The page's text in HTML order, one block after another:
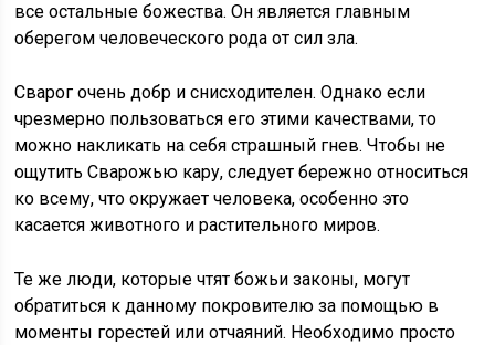
все остальные божества. Он является главным
оберегом человеческого рода от сил зла.
Сварог очень добр и снисходителен. Однако если
чрезмерно пользоваться его этими качествами, то
можно накликать на себя страшный гнев. Чтобы не
ощутить Сварожью кару, следует бережно относиться
ко всему, что окружает человека, особенно это
касается животного и растительного миров.
Те же люди, которые чтят божьи законы, могут
обратиться к данному покровителю за помощью в
моменты горестей или отчаяний. Необходимо просто